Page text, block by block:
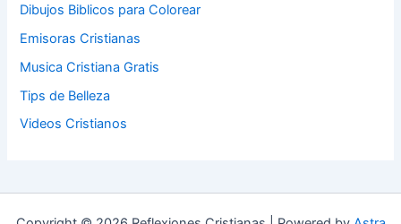
Dibujos Biblicos para Colorear
Emisoras Cristianas
Musica Cristiana Gratis
Tips de Belleza
Videos Cristianos